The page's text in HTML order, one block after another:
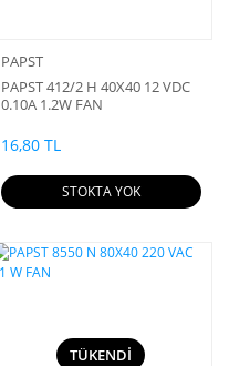
PAPST
PAPST 412/2 H 40X40 12 VDC
0.10A 1.2W FAN
16,80 TL
STOKTA YOK
TÜKENDİ